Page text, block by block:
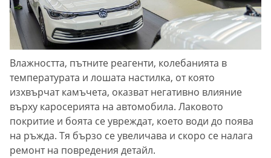
Влажността, пътните реагенти, колебанията в
температурата и лошата настилка, от която
изхвърчат камъчета, оказват негативно влияние
върху каросерията на автомобила. Лаковото
покритие и боята се увреждат, което води до поява
на ръжда. Тя бързо се увеличава и скоро се налага
ремонт на повредения детайл.